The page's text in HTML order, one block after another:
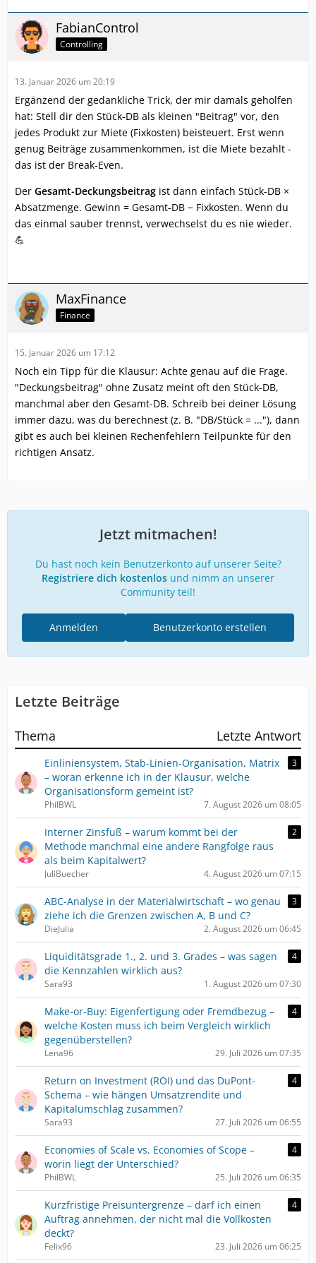
FabianControl
Controlling
13. Januar 2026 um 20:19
Ergänzend der gedankliche Trick, der mir damals geholfen
hat: Stell dir den Stück-DB als kleinen "Beitrag" vor, den
jedes Produkt zur Miete (Fixkosten) beisteuert. Erst wenn
genug Beiträge zusammenkommen, ist die Miete bezahlt -
das ist der Break-Even.
Der Gesamt-Deckungsbeitrag ist dann einfach Stück-DB ×
Absatzmenge. Gewinn = Gesamt-DB − Fixkosten. Wenn du
das einmal sauber trennst, verwechselst du es nie wieder.
💪
MaxFinance
Finance
15. Januar 2026 um 17:12
Noch ein Tipp für die Klausur: Achte genau auf die Frage.
"Deckungsbeitrag" ohne Zusatz meint oft den Stück-DB,
manchmal aber den Gesamt-DB. Schreib bei deiner Lösung
immer dazu, was du berechnest (z. B. "DB/Stück = ..."), dann
gibt es auch bei kleinen Rechenfehlern Teilpunkte für den
richtigen Ansatz.
Jetzt mitmachen!
Du hast noch kein Benutzerkonto auf unserer Seite?
Registriere dich kostenlos und nimm an unserer
Community teil!
Benutzerkonto erstellen
Anmelden
Letzte Beiträge
Thema Letzte Antwort
Einliniensystem, Stab-Linien-Organisation, Matrix
– woran erkenne ich in der Klausur, welche
Organisationsform gemeint ist?
3
PhilBWL 7. August 2026 um 08:05
Interner Zinsfuß – warum kommt bei der
Methode manchmal eine andere Rangfolge raus
als beim Kapitalwert?
2
JuliBuecher 4. August 2026 um 07:15
ABC-Analyse in der Materialwirtschaft – wo genau
ziehe ich die Grenzen zwischen A, B und C?
3
DieJulia 2. August 2026 um 06:45
Liquiditätsgrade 1., 2. und 3. Grades – was sagen
die Kennzahlen wirklich aus?
4
Sara93 1. August 2026 um 07:30
Make-or-Buy: Eigenfertigung oder Fremdbezug –
welche Kosten muss ich beim Vergleich wirklich
gegenüberstellen?
4
Lena96 29. Juli 2026 um 07:35
Return on Investment (ROI) und das DuPont-
Schema – wie hängen Umsatzrendite und
Kapitalumschlag zusammen?
4
Sara93 27. Juli 2026 um 06:55
Economies of Scale vs. Economies of Scope –
worin liegt der Unterschied?
4
PhilBWL 25. Juli 2026 um 06:35
Kurzfristige Preisuntergrenze – darf ich einen
Auftrag annehmen, der nicht mal die Vollkosten
deckt?
4
Felix96 23. Juli 2026 um 06:25